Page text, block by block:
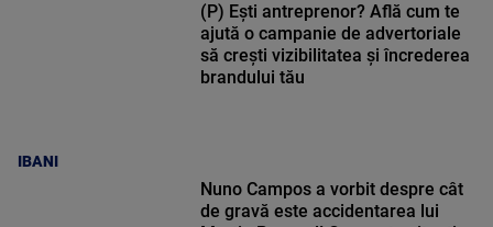
IBANI
(P) Ești antreprenor? Află cum te
ajută o campanie de advertoriale
să crești vizibilitatea și încrederea
brandului tău
Nuno Campos a vorbit despre cât
de gravă este accidentarea lui